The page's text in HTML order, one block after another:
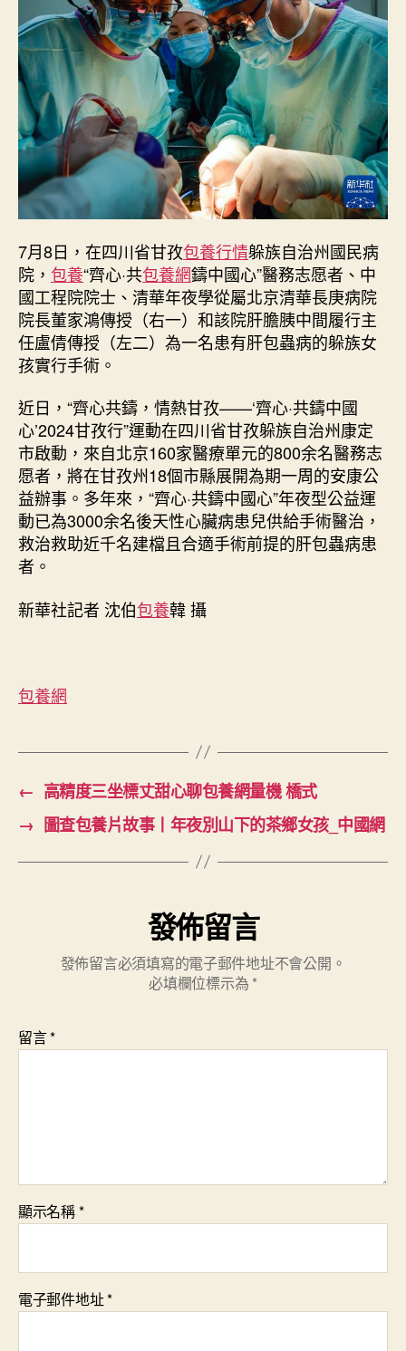
包
蟲
病
和
先
蒂
_
中
國
網〉
7月8日，在四川省甘孜包養行情躲族自治州國民病
院， 包養“齊心·共包養網鑄中國心”醫務志愿者、中
國工程院院士、清華年夜學從屬北京清華長庚病院
院長董家鴻傳授（右一）和該院肝膽胰中間履行主
任盧倩傳授（左二）為一名患有肝包蟲病的躲族女
孩實行手術。
近日，“齊心共鑄，情熱甘孜——‘齊心·共鑄中國
心’2024甘孜行”運動在四川省甘孜躲族自治州康定
市啟動，來自北京160家醫療單元的800余名醫務志
愿者，將在甘孜州18個市縣展開為期一周的安康公
益辦事。多年來，“齊心·共鑄中國心”年夜型公益運
動已為3000余名後天性心臟病患兒供給手術醫治，
救治救助近千名建檔且合適手術前提的肝包蟲病患
者。
新華社記者 沈伯包養韓 攝
包養網
← 高精度三坐標丈甜心聊包養網量機 橋式
→ 圖查包養片故事丨年夜別山下的茶鄉女孩_中國網
發佈留言
發佈留言必須填寫的電子郵件地址不會公開。
必填欄位標示為 *
留言*
顯示名稱*
電子郵件地址*